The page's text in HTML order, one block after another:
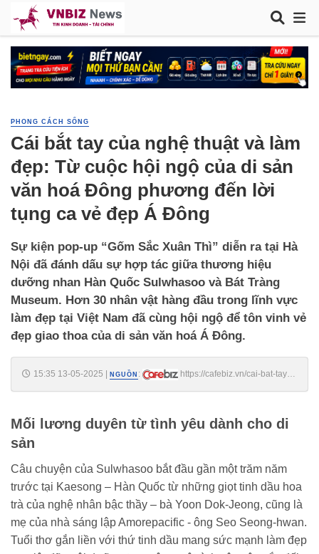
PHONG CÁCH SỐNG
Cái bắt tay của nghệ thuật và làm
đẹp: Từ cuộc hội ngộ của di sản
văn hoá Đông phương đến lời
tụng ca vẻ đẹp Á Đông
Sự kiện pop-up “Gốm Sắc Xuân Thì” diễn ra tại Hà
Nội đã đánh dấu sự hợp tác giữa thương hiệu
dưỡng nhan Hàn Quốc Sulwhasoo và Bát Tràng
Museum. Hơn 30 nhân vật hàng đầu trong lĩnh vực
làm đẹp tại Việt Nam đã cùng hội ngộ để tôn vinh vẻ
đẹp giao thoa của di sản văn hoá Á Đông.
15:35 13-05-2025 NGUỒN :
https://cafebiz.vn/cai-bat-tay-
Mối lương duyên từ tình yêu dành cho di
sản
Câu chuyện của Sulwhasoo bắt đầu gần một trăm năm
trước tại Kaesong – Hàn Quốc từ những giọt tinh dầu hoa
trà của nghệ nhân bậc thầy – bà Yoon Dok-Jeong, cũng là
mẹ của nhà sáng lập Amorepacific - ông Seo Seong-hwan.
Tuổi thơ gắn liền với thứ tinh dầu mang sức mạnh làm đẹp